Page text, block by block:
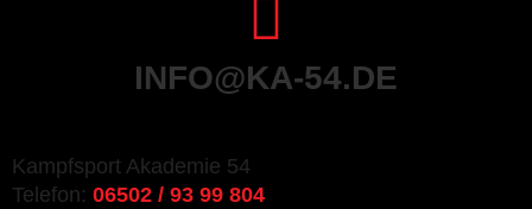
INFO@KA-54.DE
Kampfsport Akademie 54
Telefon: 06502 / 93 99 804